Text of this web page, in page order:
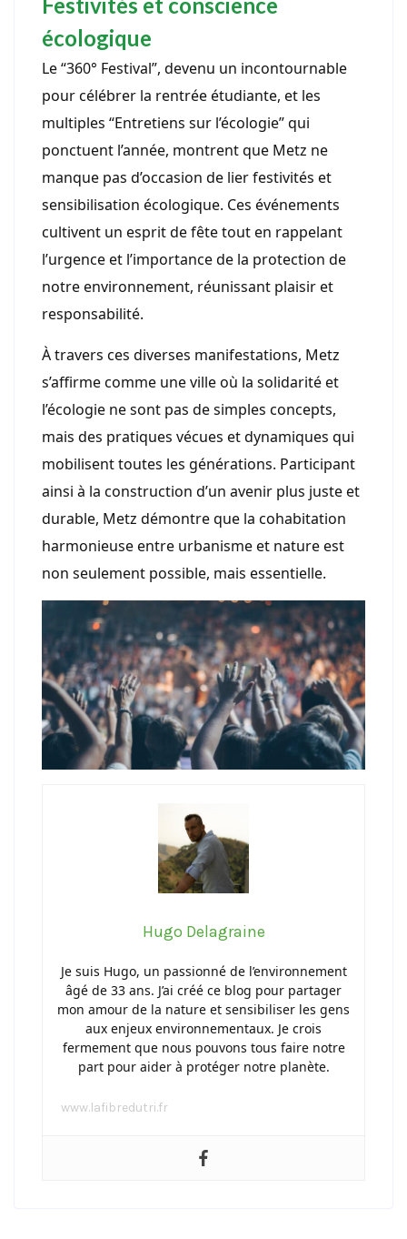
écologique
Le “360° Festival”, devenu un incontournable
pour célébrer la rentrée étudiante, et les
multiples “Entretiens sur l’écologie” qui
ponctuent l’année, montrent que Metz ne
manque pas d’occasion de lier festivités et
sensibilisation écologique. Ces événements
cultivent un esprit de fête tout en rappelant
l’urgence et l’importance de la protection de
notre environnement, réunissant plaisir et
responsabilité.
À travers ces diverses manifestations, Metz
s’affirme comme une ville où la solidarité et
l’écologie ne sont pas de simples concepts,
mais des pratiques vécues et dynamiques qui
mobilisent toutes les générations. Participant
ainsi à la construction d’un avenir plus juste et
durable, Metz démontre que la cohabitation
harmonieuse entre urbanisme et nature est
non seulement possible, mais essentielle.
Hugo Delagraine
Je suis Hugo, un passionné de l’environnement
âgé de 33 ans. J’ai créé ce blog pour partager
mon amour de la nature et sensibiliser les gens
aux enjeux environnementaux. Je crois
fermement que nous pouvons tous faire notre
part pour aider à protéger notre planète.
www.lafibredutri.fr